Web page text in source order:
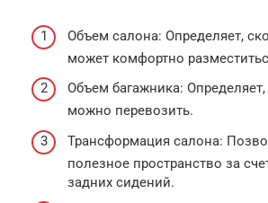
Объем салона: Определяет,
может комфортно
Объем багажника: Определяет,
можно перевозить.
Трансформация салона:
полезное пространство за
задних сидений.